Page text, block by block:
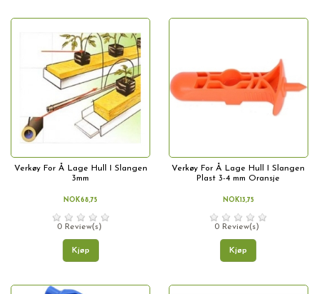
Verkøy For Å Lage Hull I Slangen
3mm
NOK68,75
0 Review(s)
Kjøp
Verkøy For Å Lage Hull I Slangen
Plast 3-4 mm Oransje
NOK13,75
0 Review(s)
Kjøp